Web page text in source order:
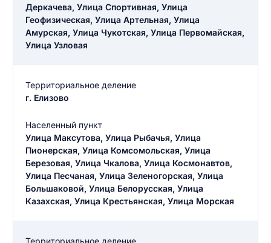
Деркачева, Улица Спортивная, Улица
Геофизическая, Улица Артельная, Улица
Амурская, Улица Чукотская, Улица Первомайская,
Улица Узловая
Территориальное деление
г. Елизово
Населенный пункт
Улица Максутова, Улица Рыбачья, Улица
Пионерская, Улица Комсомольская, Улица
Березовая, Улица Чкалова, Улица Космонавтов,
Улица Песчаная, Улица Зеленогорская, Улица
Большаковой, Улица Белорусская, Улица
Казахская, Улица Крестьянская, Улица Морская
Территориальное деление